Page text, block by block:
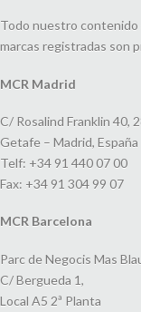
Todo nuestro contenido
marcas registradas son
MCR Madrid
C/ Rosalind Franklin 40,
Getafe – Madrid, España
Telf: +34 91 440 07 00
Fax: +34 91 304 99 07
MCR Barcelona
Parc de Negocis Mas
C/ Bergueda 1,
Local A5 2ª Planta